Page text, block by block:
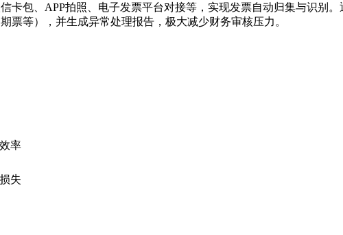
卡包、APP拍照、电子发票平台对接等，实现发票自动归集与识别
票等），并生成异常处理报告，极大减少财务审核压力。
率
失